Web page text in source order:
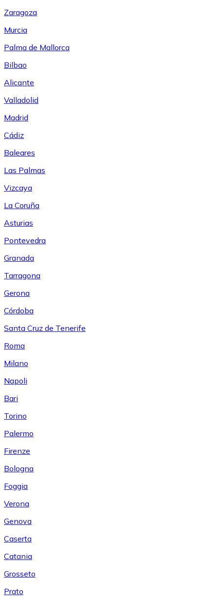
Zaragoza
Murcia
Palma de Mallorca
Bilbao
Alicante
Valladolid
Madrid
Cádiz
Baleares
Las Palmas
Vizcaya
La Coruña
Asturias
Pontevedra
Granada
Tarragona
Gerona
Córdoba
Santa Cruz de Tenerife
Roma
Milano
Napoli
Bari
Torino
Palermo
Firenze
Bologna
Foggia
Verona
Genova
Caserta
Catania
Grosseto
Prato